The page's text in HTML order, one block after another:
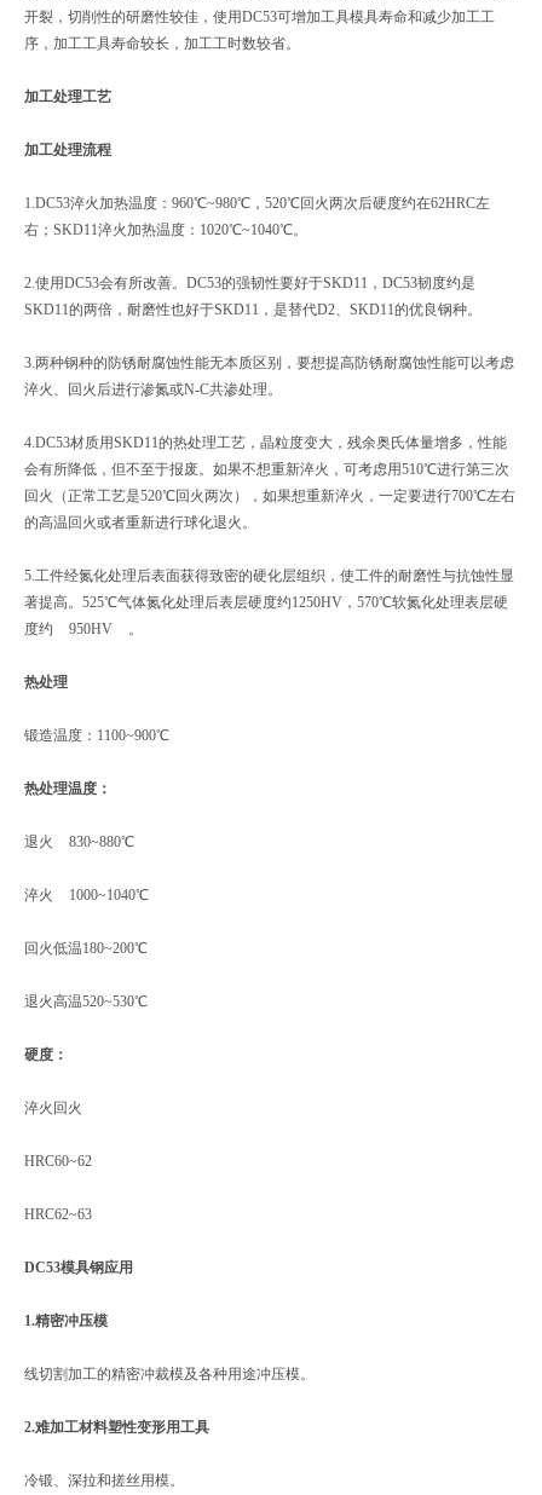
开裂，切削性的研磨性较佳，使用DC53可增加工具模具寿命和减少加工工
序，加工工具寿命较长，加工工时数较省。
加工处理工艺
加工处理流程
1.DC53淬火加热温度：960℃~980℃，520℃回火两次后硬度约在62HRC左
右；SKD11淬火加热温度：1020℃~1040℃。
2.使用DC53会有所改善。DC53的强韧性要好于SKD11，DC53韧度约是
SKD11的两倍，耐磨性也好于SKD11，是替代D2、SKD11的优良钢种。
3.两种钢种的防锈耐腐蚀性能无本质区别，要想提高防锈耐腐蚀性能可以考虑
淬火、回火后进行渗氮或N-C共渗处理。
4.DC53材质用SKD11的热处理工艺，晶粒度变大，残余奥氏体量增多，性能
会有所降低，但不至于报废。如果不想重新淬火，可考虑用510℃进行第三次
回火（正常工艺是520℃回火两次），如果想重新淬火，一定要进行700℃左右
的高温回火或者重新进行球化退火。
5.工件经氮化处理后表面获得致密的硬化层组织，使工件的耐磨性与抗蚀性显
著提高。525℃气体氮化处理后表层硬度约1250HV，570℃软氮化处理表层硬
度约 950HV 。
热处理
锻造温度：1100~900℃
热处理温度：
退火 830~880℃
淬火 1000~1040℃
回火低温180~200℃
退火高温520~530℃
硬度：
淬火回火
HRC60~62
HRC62~63
DC53模具钢应用
1.精密冲压模
线切割加工的精密冲裁模及各种用途冲压模。
2.难加工材料塑性变形用工具
冷锻、深拉和搓丝用模。